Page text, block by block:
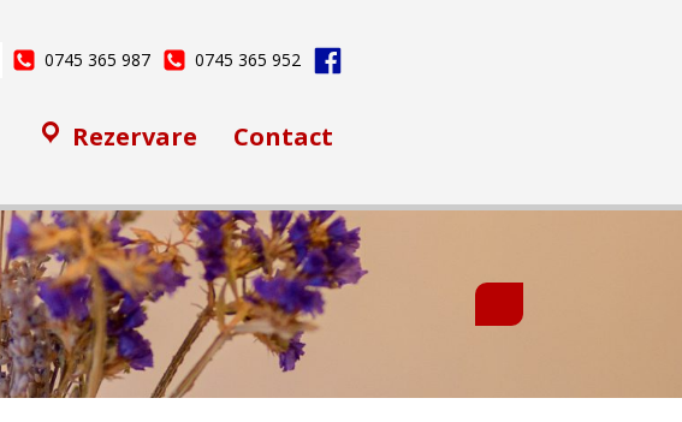
0745 365 987 0745 365 952
Rezervare Contact